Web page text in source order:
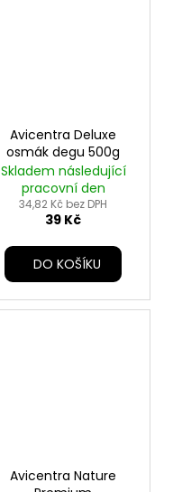
Avicentra Deluxe
osmák degu 500g
Skladem následující
pracovní den
34,82 Kč bez DPH
39 Kč
DO KOŠÍKU
Avicentra Nature